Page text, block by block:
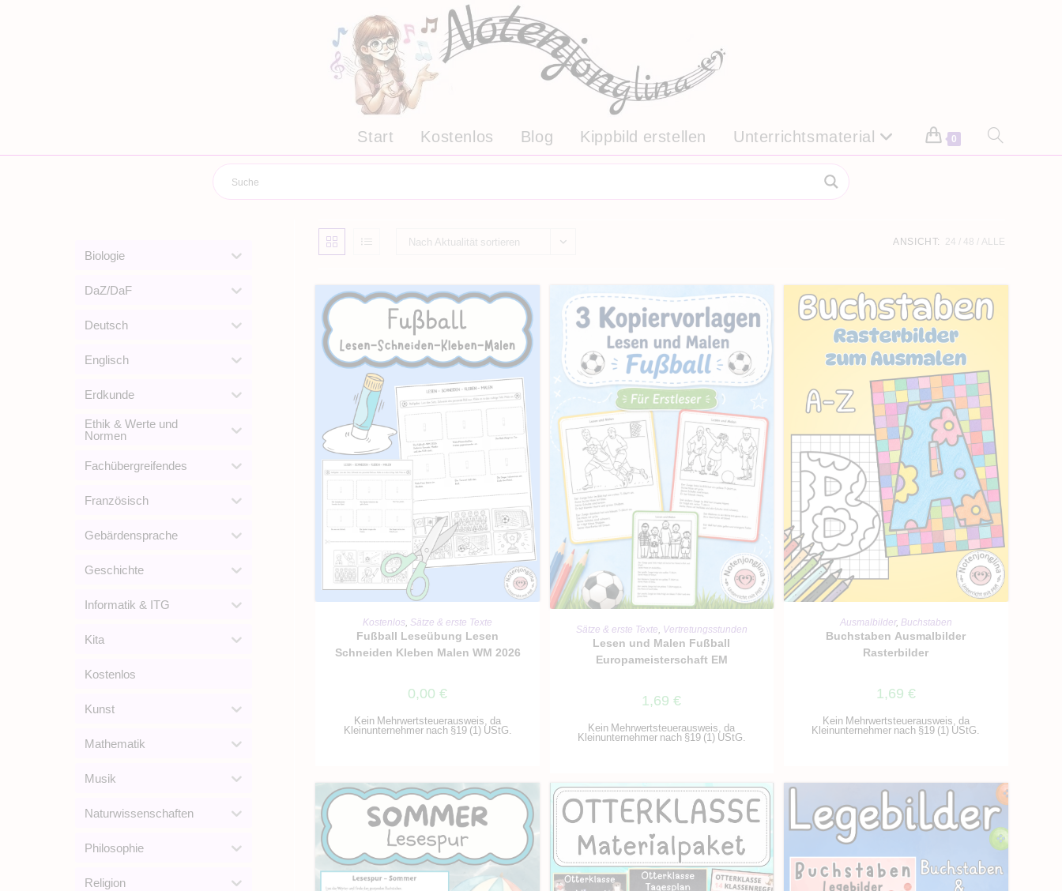
Start Kostenlos Blog Kippbild erstellen Unterrichtsmaterial 0 Website-
Biologie
DaZ/DaF
Deutsch
Englisch
Erdkunde
Ethik & Werte und
Normen
Fachübergreifendes
Französisch
Gebärdensprache
Geschichte
Informatik & ITG
Kita
Kostenlos
Kunst
Mathematik
Musik
Naturwissenschaften
Philosophie
Religion
Nach Aktualität sortieren ANSICHT: 24 48 ALLE
IN DEN WARENKORB
Kostenlos, Sätze & erste Texte
Fußball Leseübung Lesen
Schneiden Kleben Malen WM 2026
0,00€
Kein Mehrwertsteuerausweis, da
Kleinunternehmer nach §19 (1) UStG.
IN DEN WARENKORB
Sätze & erste Texte, Vertretungsstunden
Lesen und Malen Fußball
Europameisterschaft EM
1,69€
Kein Mehrwertsteuerausweis, da
Kleinunternehmer nach §19 (1) UStG.
IN DEN WARENKORB
Ausmalbilder, Buchstaben
Buchstaben Ausmalbilder
Rasterbilder
1,69 €
Kein Mehrwertsteuerausweis, da
Kleinunternehmer nach §19 (1) UStG.